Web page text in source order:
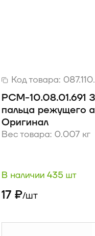
Код товара:
РСМ-10.08.01.691
пальца режущего
Оригинал
Вес товара: 0.007 кг
В наличии 435 шт
17 ₽/шт